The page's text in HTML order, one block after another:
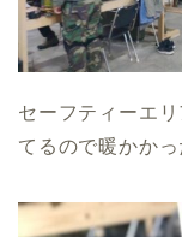
セーフティーエ
てるので暖かかっ